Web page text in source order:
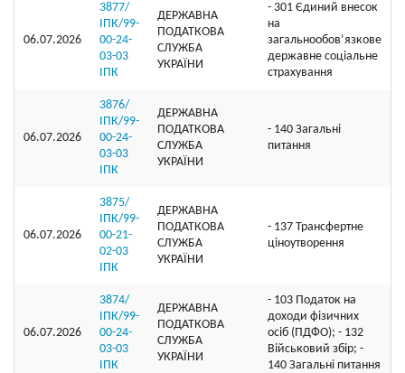
06.07.2026
3877/
ІПК/99-
00-24-
03-03
ІПК
ДЕРЖАВНА
ПОДАТКОВА
СЛУЖБА
УКРАЇНИ
- 301 Єдиний внесок
на
загальнообов’язкове
державне соціальне
страхування
06.07.2026
3876/
ІПК/99-
00-24-
03-03
ІПК
ДЕРЖАВНА
ПОДАТКОВА
СЛУЖБА
УКРАЇНИ
- 140 Загальні
питання
06.07.2026
3875/
ІПК/99-
00-21-
02-03
ІПК
ДЕРЖАВНА
ПОДАТКОВА
СЛУЖБА
УКРАЇНИ
- 137 Трансфертне
ціноутворення
06.07.2026
3874/
ІПК/99-
00-24-
03-03
ІПК
ДЕРЖАВНА
ПОДАТКОВА
СЛУЖБА
УКРАЇНИ
- 103 Податок на
доходи фізичних
осіб (ПДФО); - 132
Військовий збір; -
140 Загальні питання